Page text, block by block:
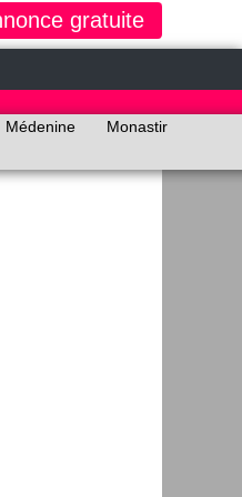
gratuite
Médenine
Monastir